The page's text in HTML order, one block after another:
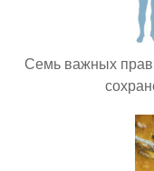
Семь важных